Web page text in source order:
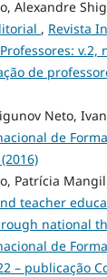
Alexandre
, Revista
v.2,
de
Neto,
de
Patrícia
teacher
national
de
– publicação